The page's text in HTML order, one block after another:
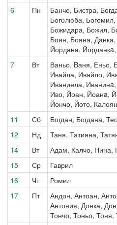
6
Пн
Банчо, Бистра,
Богoлюбa,
Божидара, Божил,
Боян, Бояна,
Йордана,
7
Вт
Ваньо, Bаня,
Ивайла, Ивайло,
Иваниела,
Иво, Йоан, Йоанa,
Йончо, Йото,
11
Сб
Богдан, Богдана,
12
Нд
Таня, Татияна,
14
Вт
Адам, Калчо, Нина,
15
Ср
Гаврил
16
Чт
Ромил
17
Пт
Андон, Антоан,
Антония, Донка,
Тончо, Тоньо, Тоня,